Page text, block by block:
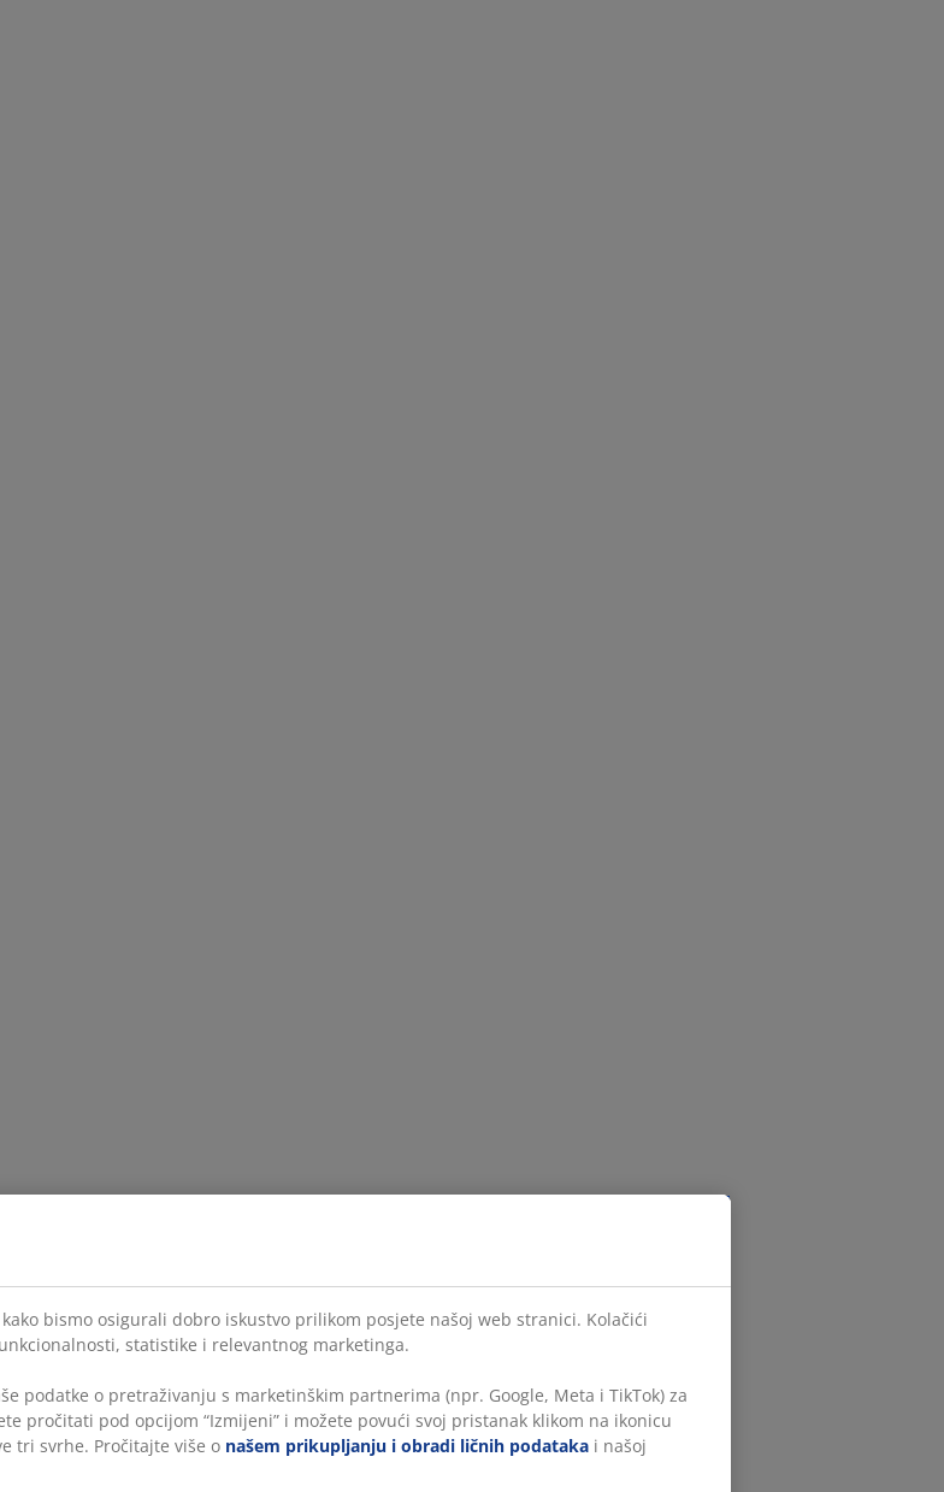
bismo osigurali dobro iskustvo prilikom posjete našoj web stranici. Kolačići
statistike i relevantnog marketinga.
podatke o pretraživanju s marketinškim partnerima (npr. Google, Meta i TikTok) za
pročitati pod opcijom “Izmijeni” i možete povući svoj pristanak klikom na ikonicu
tri svrhe. Pročitajte više o našem prikupljanju i obradi ličnih podataka i našoj